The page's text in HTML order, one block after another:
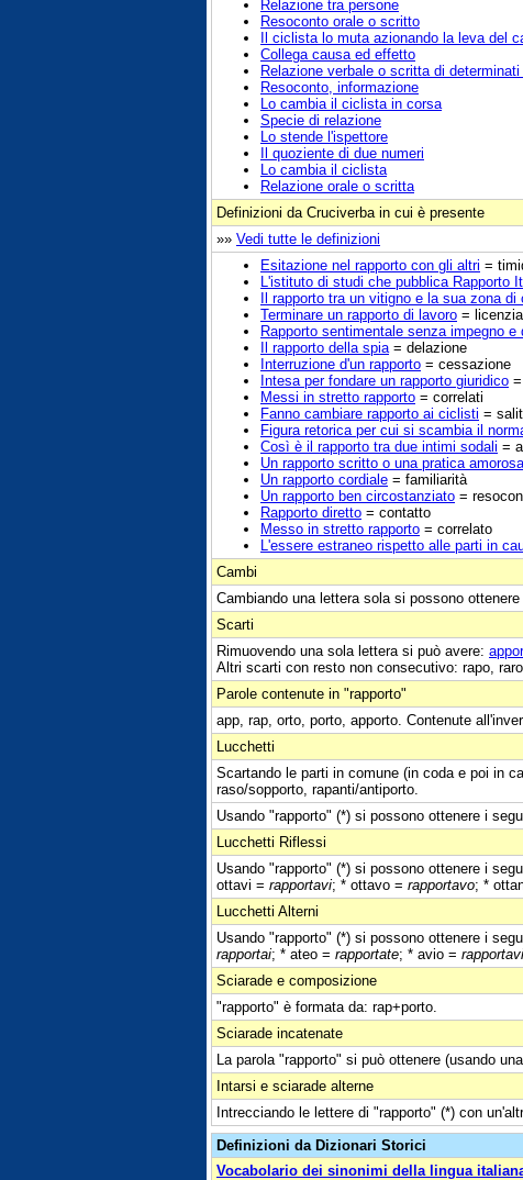
Relazione tra persone
Resoconto orale o scritto
Il ciclista lo muta azionando la leva del
Collega causa ed effetto
Relazione verbale o scritta di determinati
Resoconto, informazione
Lo cambia il ciclista in corsa
Specie di relazione
Lo stende l'ispettore
Il quoziente di due numeri
Lo cambia il ciclista
Relazione orale o scritta
Definizioni da Cruciverba in cui è presente
»» Vedi tutte le definizioni
Esitazione nel rapporto con gli altri =
L'istituto di studi che pubblica Rapporto
Il rapporto tra un vitigno e la sua zona di
Terminare un rapporto di lavoro =
Rapporto sentimentale senza impegno e
Il rapporto della spia = delazione
Interruzione d'un rapporto = cessazione
Intesa per fondare un rapporto giuridico
Messi in stretto rapporto = correlati
Fanno cambiare rapporto ai ciclisti =
Figura retorica per cui si scambia il
Così è il rapporto tra due intimi sodali =
Un rapporto scritto o una pratica amorosa
Un rapporto cordiale = familiarità
Un rapporto ben circostanziato =
Rapporto diretto = contatto
Messo in stretto rapporto = correlato
L'essere estraneo rispetto alle parti in
Cambi
Cambiando una lettera sola si possono
Scarti
Rimuovendo una sola lettera si può avere:
Altri scarti con resto non consecutivo: rapo,
Parole contenute in "rapporto"
app, rap, orto, porto, apporto. Contenute
Lucchetti
Scartando le parti in comune (in coda e poi in
raso/sopporto, rapanti/antiporto.
Usando "rapporto" (*) si possono ottenere i
Lucchetti Riflessi
Usando "rapporto" (*) si possono ottenere i
ottavi = rapportavi; * ottavo = rapportavo; *
Lucchetti Alterni
Usando "rapporto" (*) si possono ottenere i
rapportai; * ateo = rapportate; * avio = rapportavi
Sciarade e composizione
"rapporto" è formata da: rap+porto.
Sciarade incatenate
La parola "rapporto" si può ottenere (usando
Intarsi e sciarade alterne
Intrecciando le lettere di "rapporto" (*) con
Definizioni da Dizionari Storici
Vocabolario dei sinonimi della lingua